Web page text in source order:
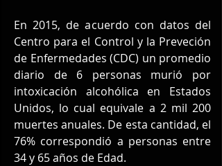
En 2015, de acuerdo con datos del
Centro para el Control y la Preveción
de Enfermedades (CDC) un promedio
diario de 6 personas murió por
intoxicación alcohólica en Estados
Unidos, lo cual equivale a 2 mil 200
muertes anuales. De esta cantidad, el
76% correspondió a personas entre
34 y 65 años de Edad.